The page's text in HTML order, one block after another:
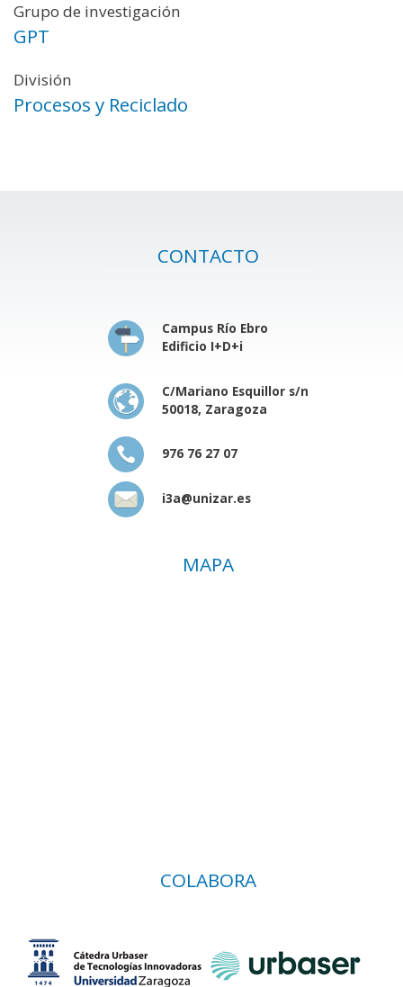
Grupo de investigación
GPT
División
Procesos y Reciclado
CONTACTO
Campus Río Ebro
Edificio I+D+i
C/Mariano Esquillor s/n
50018, Zaragoza
976 76 27 07
i3a@unizar.es
MAPA
COLABORA